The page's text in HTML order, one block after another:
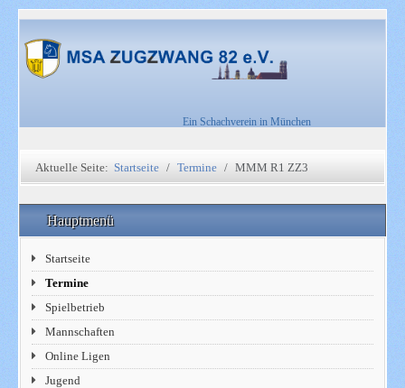
Ein Schachverein in München
Aktuelle Seite: Startseite Termine MMM R1 ZZ3
Hauptmenü
Startseite
Termine
Spielbetrieb
Mannschaften
Online Ligen
Jugend